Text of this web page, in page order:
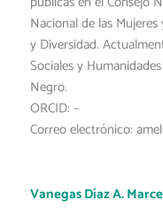
Nacional de las
y Diversidad.
Sociales y
Negro.
ORCID: –
Correo electrónico:
Vanegas Díaz A.